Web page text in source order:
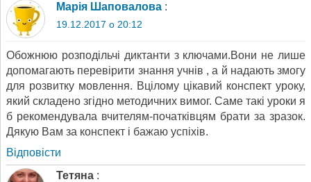
Марія Шаповалова :
19.12.2017 о 20:12
Обожнюю розподільчі диктанти з ключами.Вони не лише
допомагають перевірити знання учнів , а й надають змогу
для розвитку мовлення. Вцілому цікавий конспект уроку,
який складено згідно методичних вимог. Саме такі уроки я
б рекомендувала вчителям-початківцям брати за зразок.
Дякую Вам за конспект і бажаю успіхів.
Відповіcти
Тетяна :